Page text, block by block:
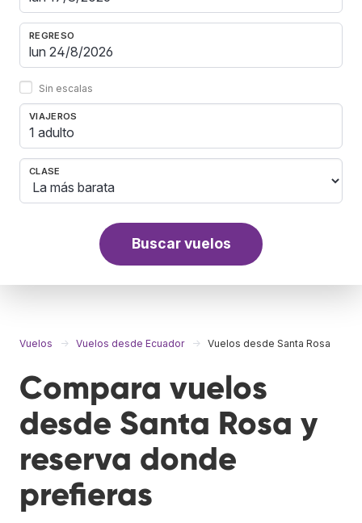
REGRESO
Sin escalas
VIAJEROS
1 adulto
CLASE
Buscar vuelos
Vuelos Vuelos desde Ecuador Vuelos desde Santa Rosa
Compara vuelos
desde Santa Rosa y
reserva donde
prefieras